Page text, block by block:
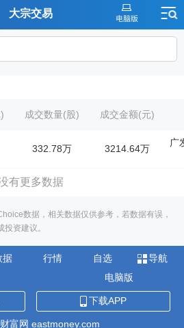
大宗交易
成交数量(股) 成交金额(元)
332.78万 3214.64万
广
有更多数据
数据，相关数据仅供参考，若数据有误，
资建议。
据 行情 自选
导航
电脑版
下载APP
富网 eastmoney.com